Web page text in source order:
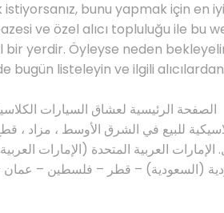
bunu yapmak için en
ve özel alıcı topluluğu ile bu
bir yerdir. Öyleyse neden
bugün listeleyin ve ilgili alıcılardan
للبيع في الشرق الأوسط ، مزاد ،
الإمارات العربية المتحدة (الإمارات
(السعودية) – قطر – فلسطين – عمان –